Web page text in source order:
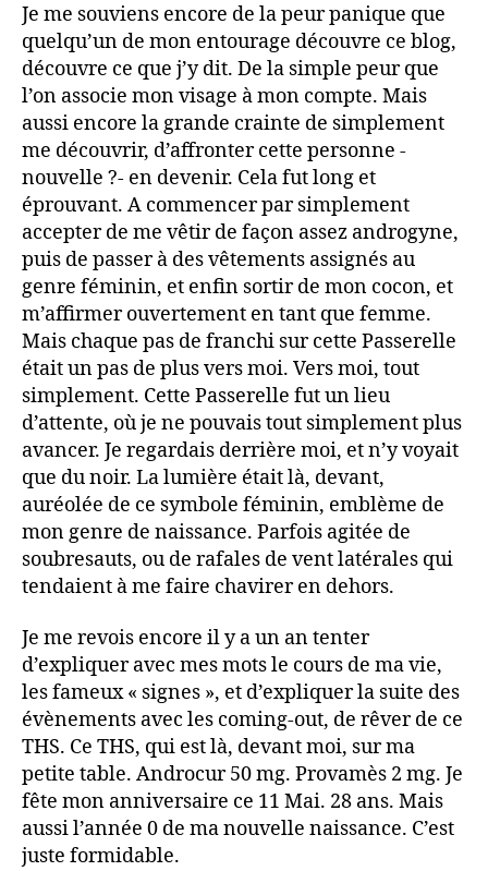
la
Je me souviens encore de la peur panique que
quelqu’un de mon entourage découvre ce blog,
découvre ce que j’y dit. De la simple peur que
l’on associe mon visage à mon compte. Mais
aussi encore la grande crainte de simplement
me découvrir, d’affronter cette personne -
nouvelle ?- en devenir. Cela fut long et
éprouvant. A commencer par simplement
accepter de me vêtir de façon assez androgyne,
puis de passer à des vêtements assignés au
genre féminin, et enfin sortir de mon cocon, et
m’affirmer ouvertement en tant que femme.
Mais chaque pas de franchi sur cette Passerelle
était un pas de plus vers moi. Vers moi, tout
simplement. Cette Passerelle fut un lieu
d’attente, où je ne pouvais tout simplement plus
avancer. Je regardais derrière moi, et n’y voyait
que du noir. La lumière était là, devant,
auréolée de ce symbole féminin, emblème de
mon genre de naissance. Parfois agitée de
soubresauts, ou de rafales de vent latérales qui
tendaient à me faire chavirer en dehors.
Je me revois encore il y a un an tenter
d’expliquer avec mes mots le cours de ma vie,
les fameux « signes », et d’expliquer la suite des
évènements avec les coming-out, de rêver de ce
THS. Ce THS, qui est là, devant moi, sur ma
petite table. Androcur 50 mg. Provamès 2 mg. Je
fête mon anniversaire ce 11 Mai. 28 ans. Mais
aussi l’année 0 de ma nouvelle naissance. C’est
juste formidable.